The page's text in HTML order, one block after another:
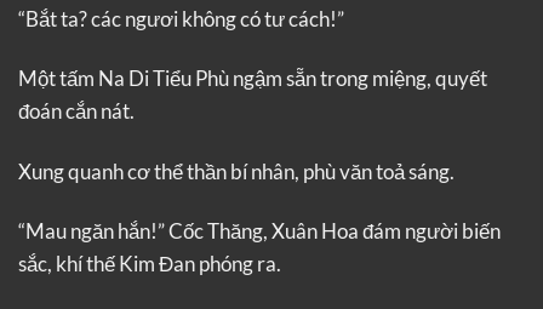
“Bắt ta? các ngươi không có tư cách!”
Một tấm Na Di Tiểu Phù ngậm sẵn trong miệng, quyết
đoán cắn nát.
Xung quanh cơ thể thần bí nhân, phù văn toả sáng.
“Mau ngăn hắn!” Cốc Thăng, Xuân Hoa đám người biến
sắc, khí thế Kim Đan phóng ra.